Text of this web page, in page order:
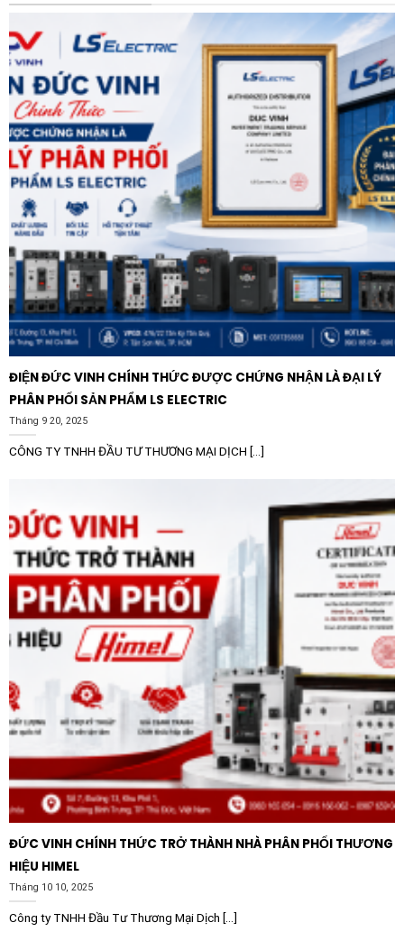
không chỉ đơn thuần là một bộ bảo vệ mà còn đóng vai
trò như một đồng hồ đo dòng điện 3 pha, giúp người
vận hành giám sát trạng thái tải của động cơ một cách
liên tục. Khả năng lưu trữ thông tin của 3 sự cố gần
nhất giúp việc bảo trì và phân tích hệ thống trở nên
khoa học và dễ dàng hơn. Với dải điện áp nguồn cấp
rộng (100-240V), rơ le này có thể hoạt động ổn định
ngay cả trong những khu vực có nguồn lưới điện không
thực sự lý tưởng.
Ứng dụng thực tế
Nhờ dải dòng rộng và tính linh hoạt cao, Rơ le bảo vệ
Schneider EOCR-3DE dải 0.5-60A nguồn 100-240VAC
màn hình hiển thị số được ứng dụng phổ biến trong:
Hệ thống máy bơm:Bảo vệ bơm nước, bơm phòng
cháy chữa cháy tránh tình trạng chạy không tải hoặc
kẹt cánh quạt.
Hệ thống thông gió:
trong các tòa nhà, nhà xưởng.
đúng tải, tránh quá nhiệt do lệch pha.
Dây chuyền sản xuất:Bảo vệ các băng tải, máy trộn,
máy nghiền trong ngành thực phẩm, hóa chất và dệt
may.
Tủ điều khiển động cơ (MCC):Là thành phần không
thể thiếu trong các tủ điều khiển động cơ hiện đại
đòi hỏi sự giám sát chặt chẽ.
Với chất lượng đạt chuẩn Châu Âu từ Schneider
Electric, Rơ le bảo vệ Schneider EOCR-3DE dải 0.5-
60A nguồn 100-240VAC màn hình hiển thị số là sự đầu
tư thông minh để bảo vệ tài sản và duy trì sự ổn định
cho mọi hệ thống tự động hóa công nghiệp.
ĐIỆN ĐỨC VINH CHÍNH THỨC ĐƯỢC CHỨNG NHẬN LÀ ĐẠI LÝ
PHÂN PHỐI SẢN PHẨM LS ELECTRIC
Tháng 9 20, 2025
CÔNG TY TNHH ĐẦU TƯ THƯƠNG MẠI DỊCH [...]
ĐỨC VINH CHÍNH THỨC TRỞ THÀNH NHÀ PHÂN PHỐI THƯƠNG
HIỆU HIMEL
Tháng 10 10, 2025
Công ty TNHH Đầu Tư Thương Mại Dịch [...]